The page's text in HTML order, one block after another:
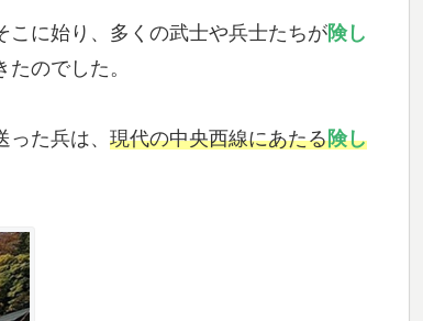
こに始り、多くの武士や兵士たちが険し
たのでした。
た兵は、 現代の中央西線にあたる険し